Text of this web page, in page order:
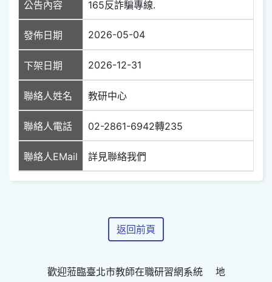
公告內容
165反詐騙專線.
發佈日期 2026-05-04
下架日期 2026-12-31
聯絡人姓名 教研中心
聯絡人電話 02-2861-6942轉235
聯絡人EMail 詳見聯絡我們
返回前頁
歡迎蒞臨臺北市教師在職研習網系統 地